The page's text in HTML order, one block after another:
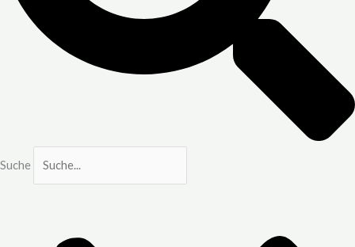
Suche